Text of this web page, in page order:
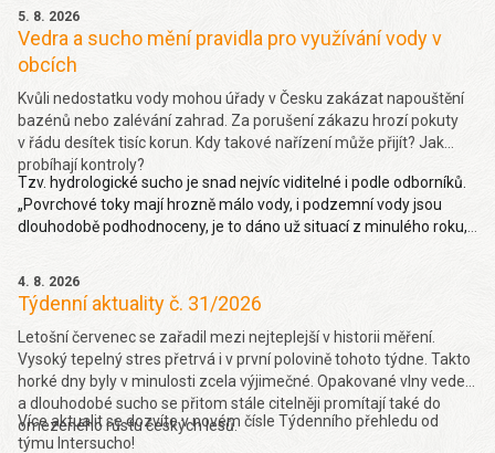
problém je málo vody v řekách. Více
5. 8. 2026
Vedra a sucho mění pravidla pro využívání vody v
obcích
Kvůli nedostatku vody mohou úřady v Česku zakázat napouštění
bazénů nebo zalévání zahrad. Za porušení zákazu hrozí pokuty
v řádu desítek tisíc korun. Kdy takové nařízení může přijít? Jak
probíhají kontroly?
Tzv. hydrologické sucho je snad nejvíc viditelné i podle odborníků.
„Povrchové toky mají hrozně málo vody, i podzemní vody jsou
dlouhodobě podhodnoceny, je to dáno už situací z minulého roku,
4. 8. 2026
Týdenní aktuality č. 31/2026
Letošní červenec se zařadil mezi nejteplejší v historii měření.
Vysoký tepelný stres přetrvá i v první polovině tohoto týdne. Takto
horké dny byly v minulosti zcela výjimečné. Opakované vlny veder
a dlouhodobé sucho se přitom stále citelněji promítají také do
omezeného růstu českých lesů.
Více aktualit se dozvíte v novém čísle Týdenního přehledu od
týmu Intersucho!